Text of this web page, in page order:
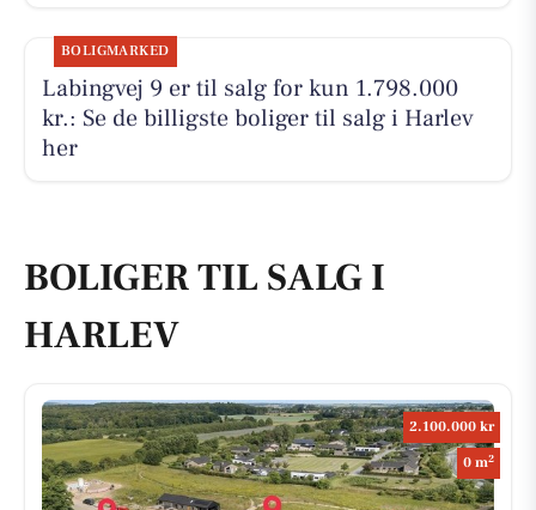
BOLIGMARKED
Labingvej 9 er til salg for kun 1.798.000
kr.: Se de billigste boliger til salg i Harlev
her
BOLIGER TIL SALG I
HARLEV
2.100.000 kr
0 m2